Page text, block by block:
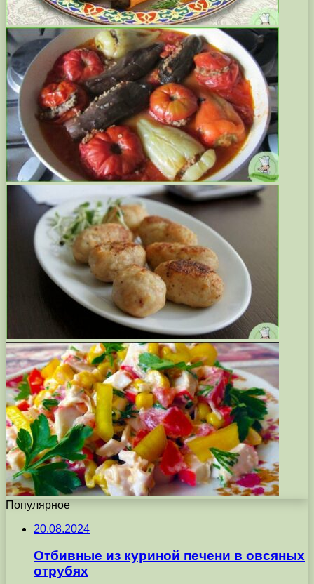
Популярное
20.08.2024
Отбивные из куриной печени в овсяных
отрубях